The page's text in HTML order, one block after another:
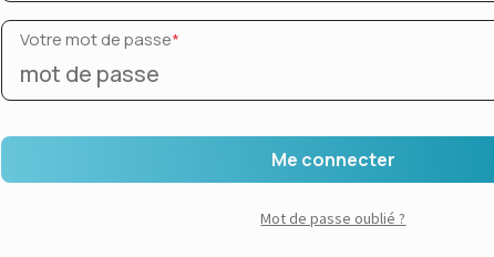
Votre mot de passe*
Me connecter
Mot de passe oublié ?